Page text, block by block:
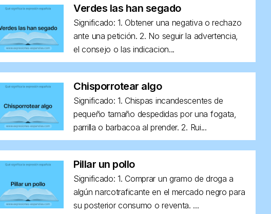
Verdes las han segado
Significado: 1. Obtener una negativa o rechazo
ante una petición. 2. No seguir la advertencia,
el consejo o las indicacion...
Chisporrotear algo
Significado: 1. Chispas incandescentes de
pequeño tamaño despedidas por una fogata,
parrilla o barbacoa al prender. 2. Rui...
Pillar un pollo
Significado: 1. Comprar un gramo de droga a
algún narcotraficante en el mercado negro para
su posterior consumo o reventa. ...